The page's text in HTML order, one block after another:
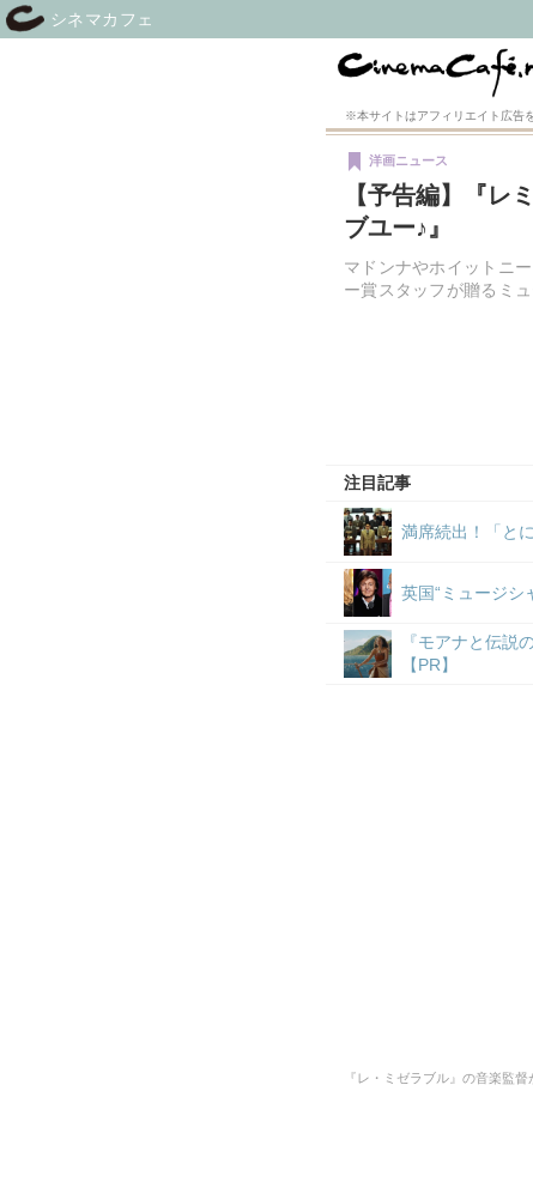
※本サイトはアフィリエイト広告
【予告編】『レ
ブユー♪』
マドンナやホイットニ
ー賞スタッフが贈るミ
洋画ニュース
注目記事
満席続出！「と
英国“ミュージシ
『モアナと伝説
【PR】
『レ・ミゼラブル』の音楽監
シネマカフェ